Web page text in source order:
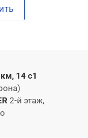
14 с1
2-й этаж,